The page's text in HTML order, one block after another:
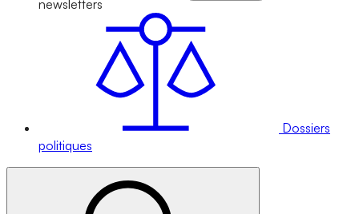
newsletters
Dossiers
politiques